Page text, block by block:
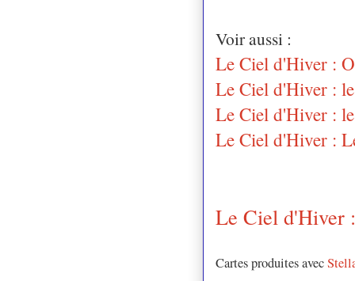
Voir aussi :
Le Ciel d'Hiver :
Le Ciel d'Hiver :
Le Ciel d'Hiver :
Le Ciel d'Hiver :
Le Ciel d'Hiver
Cartes produites avec